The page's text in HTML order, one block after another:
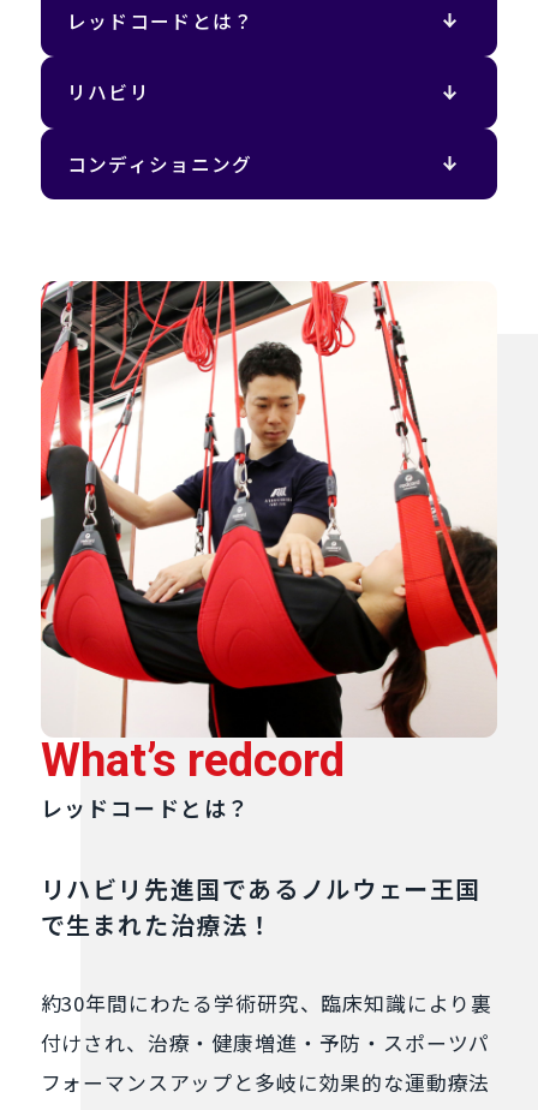
レッドコードとは？
リハビリ
コンディショニング
What’s redcord
レッドコードとは？
リハビリ先進国である ノルウェー王国
で生まれた治療法！
約30年間にわたる学術研究、臨床知識により裏
付けされ、治療・健康増進・予防・スポーツパ
フォーマンスアップと多岐に効果的な運動療法